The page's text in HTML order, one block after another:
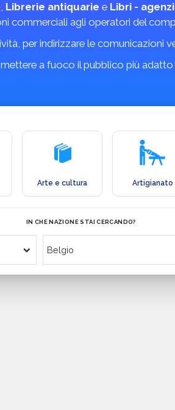
, Librerie antiquarie e Libri -
commerciali agli operatori del
per indirizzare le comunicazioni
a fuoco il pubblico più
Arte e cultura Artigianato
IN CHE NAZIONE STAI CERCANDO?